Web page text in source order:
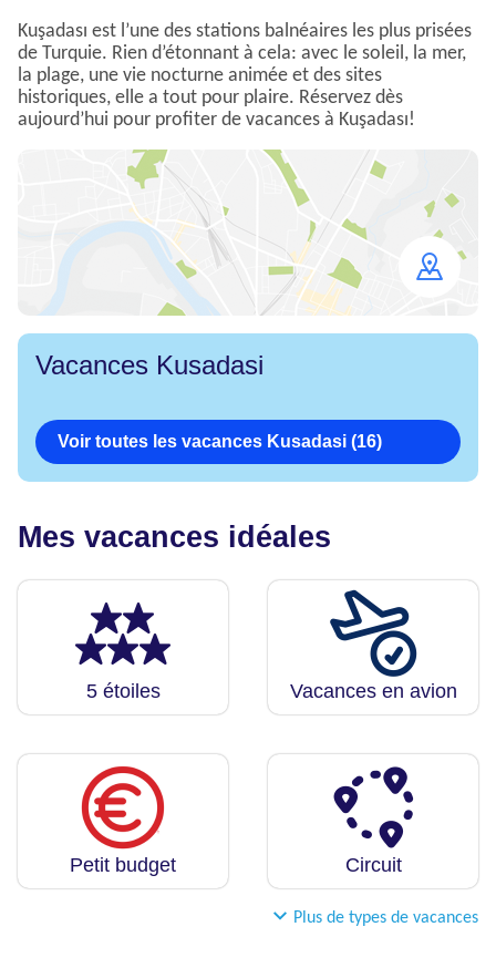
Kuşadası est l’une des stations balnéaires les plus prisées
de Turquie. Rien d’étonnant à cela: avec le soleil, la mer,
la plage, une vie nocturne animée et des sites
historiques, elle a tout pour plaire. Réservez dès
aujourd’hui pour profiter de vacances à Kuşadası!
map
Vacances Kusadasi
Voir toutes les vacances Kusadasi (16)
Mes vacances idéales
5 étoiles Vacances en avion
Petit budget Circuit
Plus de types de vacances